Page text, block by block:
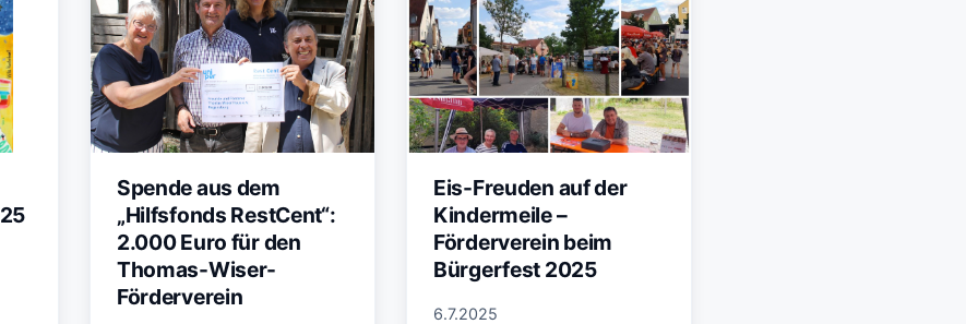
Spende aus dem
„Hilfsfonds RestCent“:
2.000 Euro für den
Thomas-Wiser-
Förderverein
Eis-Freuden auf der
Kindermeile –
Förderverein beim
Bürgerfest 2025
6.7.2025